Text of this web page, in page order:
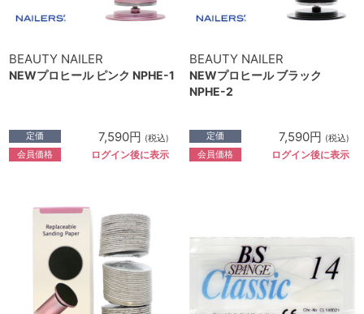
BEAUTY NAILER
NEWプロヒール ピンク NPHE-1
定価 7,590円 (税込)
会員価格 ログイン後に表示
BEAUTY NAILER
NEWプロヒール ブラック
NPHE-2
定価 7,590円 (税込)
会員価格 ログイン後に表示